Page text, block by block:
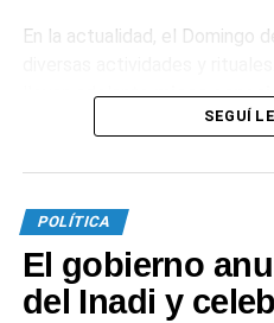
En la actualidad, el Domingo
llevan adelantemisas
cirio pascual, simbolizando a
familiares y celebraciones.
¿Por qué se comen
en Pascua?
SEGUÍ
POLÍTICA
El gobierno
del Inadi y